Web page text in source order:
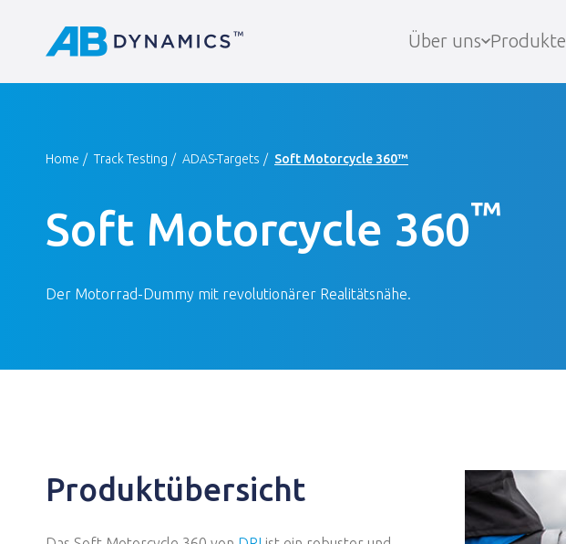
Über uns Produkte
Home Track Testing ADAS-Targets Soft Motorcycle 360™
Soft Motorcycle 360™
Der Motorrad-Dummy mit revolutionärer Realitätsnähe.
Produktübersicht